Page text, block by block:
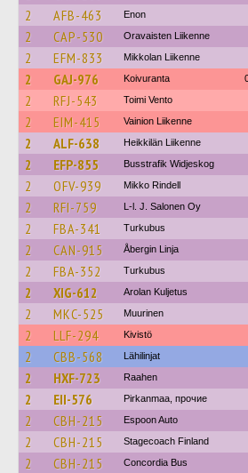
2 AFB-463 Enon
2 CAP-530 Oravaisten Liikenne
2 EFM-833 Mikkolan Liikenne
2 GAJ-976 Koivuranta
2 RFJ-543 Toimi Vento
2 EIM-415 Vainion Liikenne
2 ALF-638 Heikkilän Liikenne
2 EFP-855 Busstrafik Widjeskog
2 OFV-939 Mikko Rindell
2 RFI-759 L-l. J. Salonen Oy
2 FBA-341 Turkubus
2 CAN-915 Åbergin Linja
2 FBA-352 Turkubus
2 XIG-612 Arolan Kuljetus
2 MKC-525 Muurinen
2 LLF-294 Kivistö
2 CBB-568 Lähilinjat
2 HXF-723 Raahen
2 EII-576 Pirkanmaa, прочие
2 CBH-215 Espoon Auto
2 CBH-215 Stagecoach Finland
2 CBH-215 Concordia Bus